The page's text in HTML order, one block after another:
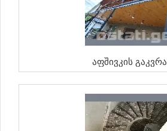
Აფშივკის Გაკვრა